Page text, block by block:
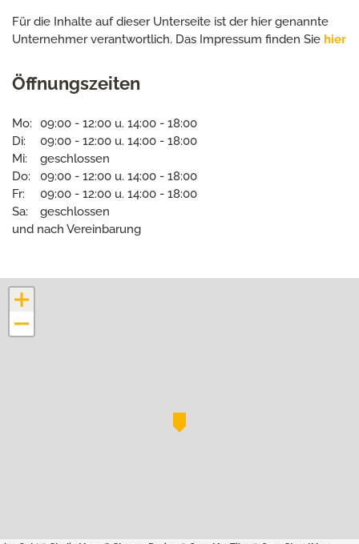
Für die Inhalte auf dieser Unterseite ist der hier genannte
Unternehmer verantwortlich. Das Impressum finden Sie hier
Öffnungszeiten
Mo:
09:00 - 12:00 u. 14:00 - 18:00
Di:
09:00 - 12:00 u. 14:00 - 18:00
Mi:
geschlossen
Do:
09:00 - 12:00 u. 14:00 - 18:00
Fr:
09:00 - 12:00 u. 14:00 - 18:00
Sa:
geschlossen
und nach Vereinbarung
+
−